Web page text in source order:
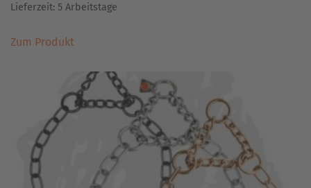
Lieferzeit: 5 Arbeitstage
Zum ProduktProdukt
mehrere
Varianten
auf.
Optionen
können